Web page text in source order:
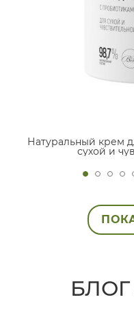
Натуральный крем
сухой и
БЛОГ